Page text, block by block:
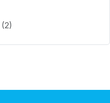
(2)